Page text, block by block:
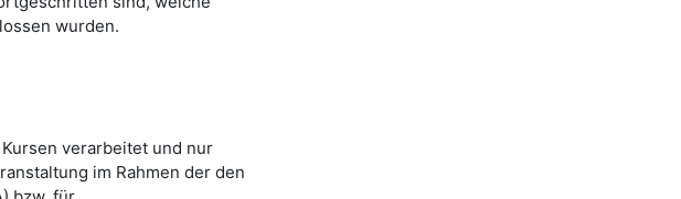
wurden.
verarbeitet und nur
im Rahmen der den